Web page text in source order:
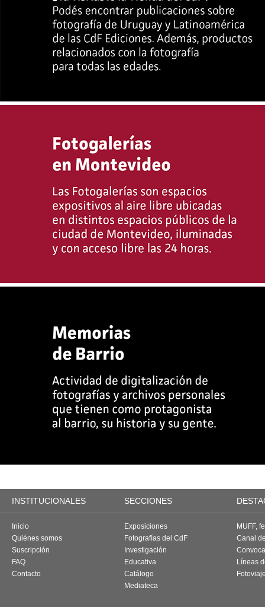
INSTITUCIONALES SECCIONES
Inicio
Quiénes somos
Suscripción
FAQ
Contacto
Exposiciones
Fotografías del CdF
Investigación
Educativa
Catálogo
Mediateca
MUFF,
Canal
Líneas